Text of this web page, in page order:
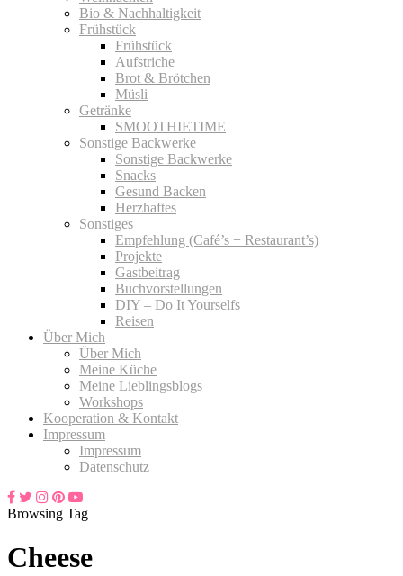
Bio & Nachhaltigkeit
Frühstück
Frühstück
Aufstriche
Brot & Brötchen
Müsli
Getränke
SMOOTHIETIME
Sonstige Backwerke
Sonstige Backwerke
Snacks
Gesund Backen
Herzhaftes
Sonstiges
Empfehlung (Café’s + Restaurant’s)
Projekte
Gastbeitrag
Buchvorstellungen
DIY – Do It Yourselfs
Reisen
Über Mich
Über Mich
Meine Küche
Meine Lieblingsblogs
Workshops
Kooperation & Kontakt
Impressum
Impressum
Datenschutz
Browsing Tag
Cheese